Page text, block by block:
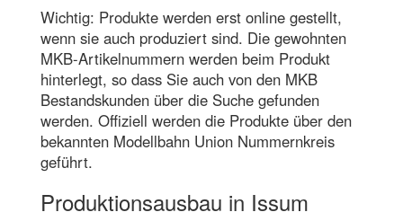
Wichtig: Produkte werden erst online gestellt,
wenn sie auch produziert sind. Die gewohnten
MKB-Artikelnummern werden beim Produkt
hinterlegt, so dass Sie auch von den MKB
Bestandskunden über die Suche gefunden
werden. Offiziell werden die Produkte über den
bekannten Modellbahn Union Nummernkreis
geführt.
Produktionsausbau in Issum